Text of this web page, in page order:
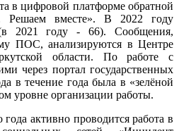
в цифровой платформе обратной
Решаем вместе». В 2022 году
2021 году - 66). Сообщения,
ПОС, анализируются в Центре
области. По работе с
через портал государственных
в течение года была в «зелёной
уровне организации работы.
активно проводится работа в